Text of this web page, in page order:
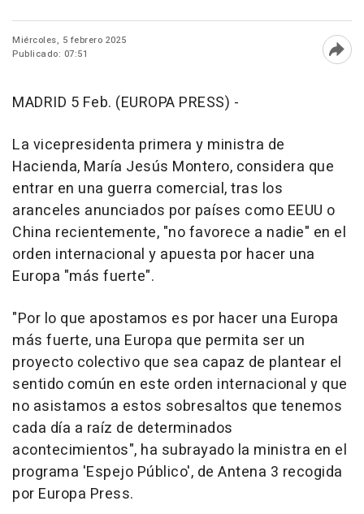
Miércoles, 5 febrero 2025
Publicado: 07:51
MADRID 5 Feb. (EUROPA PRESS) -
La vicepresidenta primera y ministra de
Hacienda, María Jesús Montero, considera que
entrar en una guerra comercial, tras los
aranceles anunciados por países como EEUU o
China recientemente, "no favorece a nadie" en el
orden internacional y apuesta por hacer una
Europa "más fuerte".
"Por lo que apostamos es por hacer una Europa
más fuerte, una Europa que permita ser un
proyecto colectivo que sea capaz de plantear el
sentido común en este orden internacional y que
no asistamos a estos sobresaltos que tenemos
cada día a raíz de determinados
acontecimientos", ha subrayado la ministra en el
programa 'Espejo Público', de Antena 3 recogida
por Europa Press.